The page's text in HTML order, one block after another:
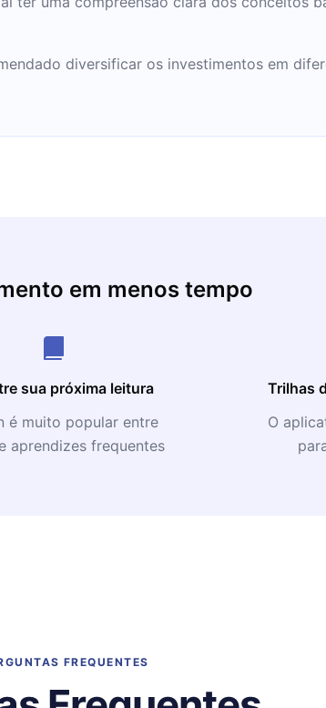
diversificar os investimentos em
em menos tempo
sua próxima leitura
é muito popular entre
aprendizes frequentes
Trilhas
O
FREQUENTES